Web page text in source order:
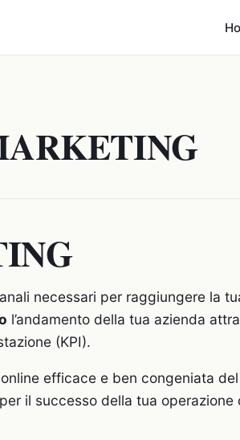
necessari per raggiungere la
l’andamento della tua azienda
(KPI).
efficace e ben congeniata
il successo della tua operazione